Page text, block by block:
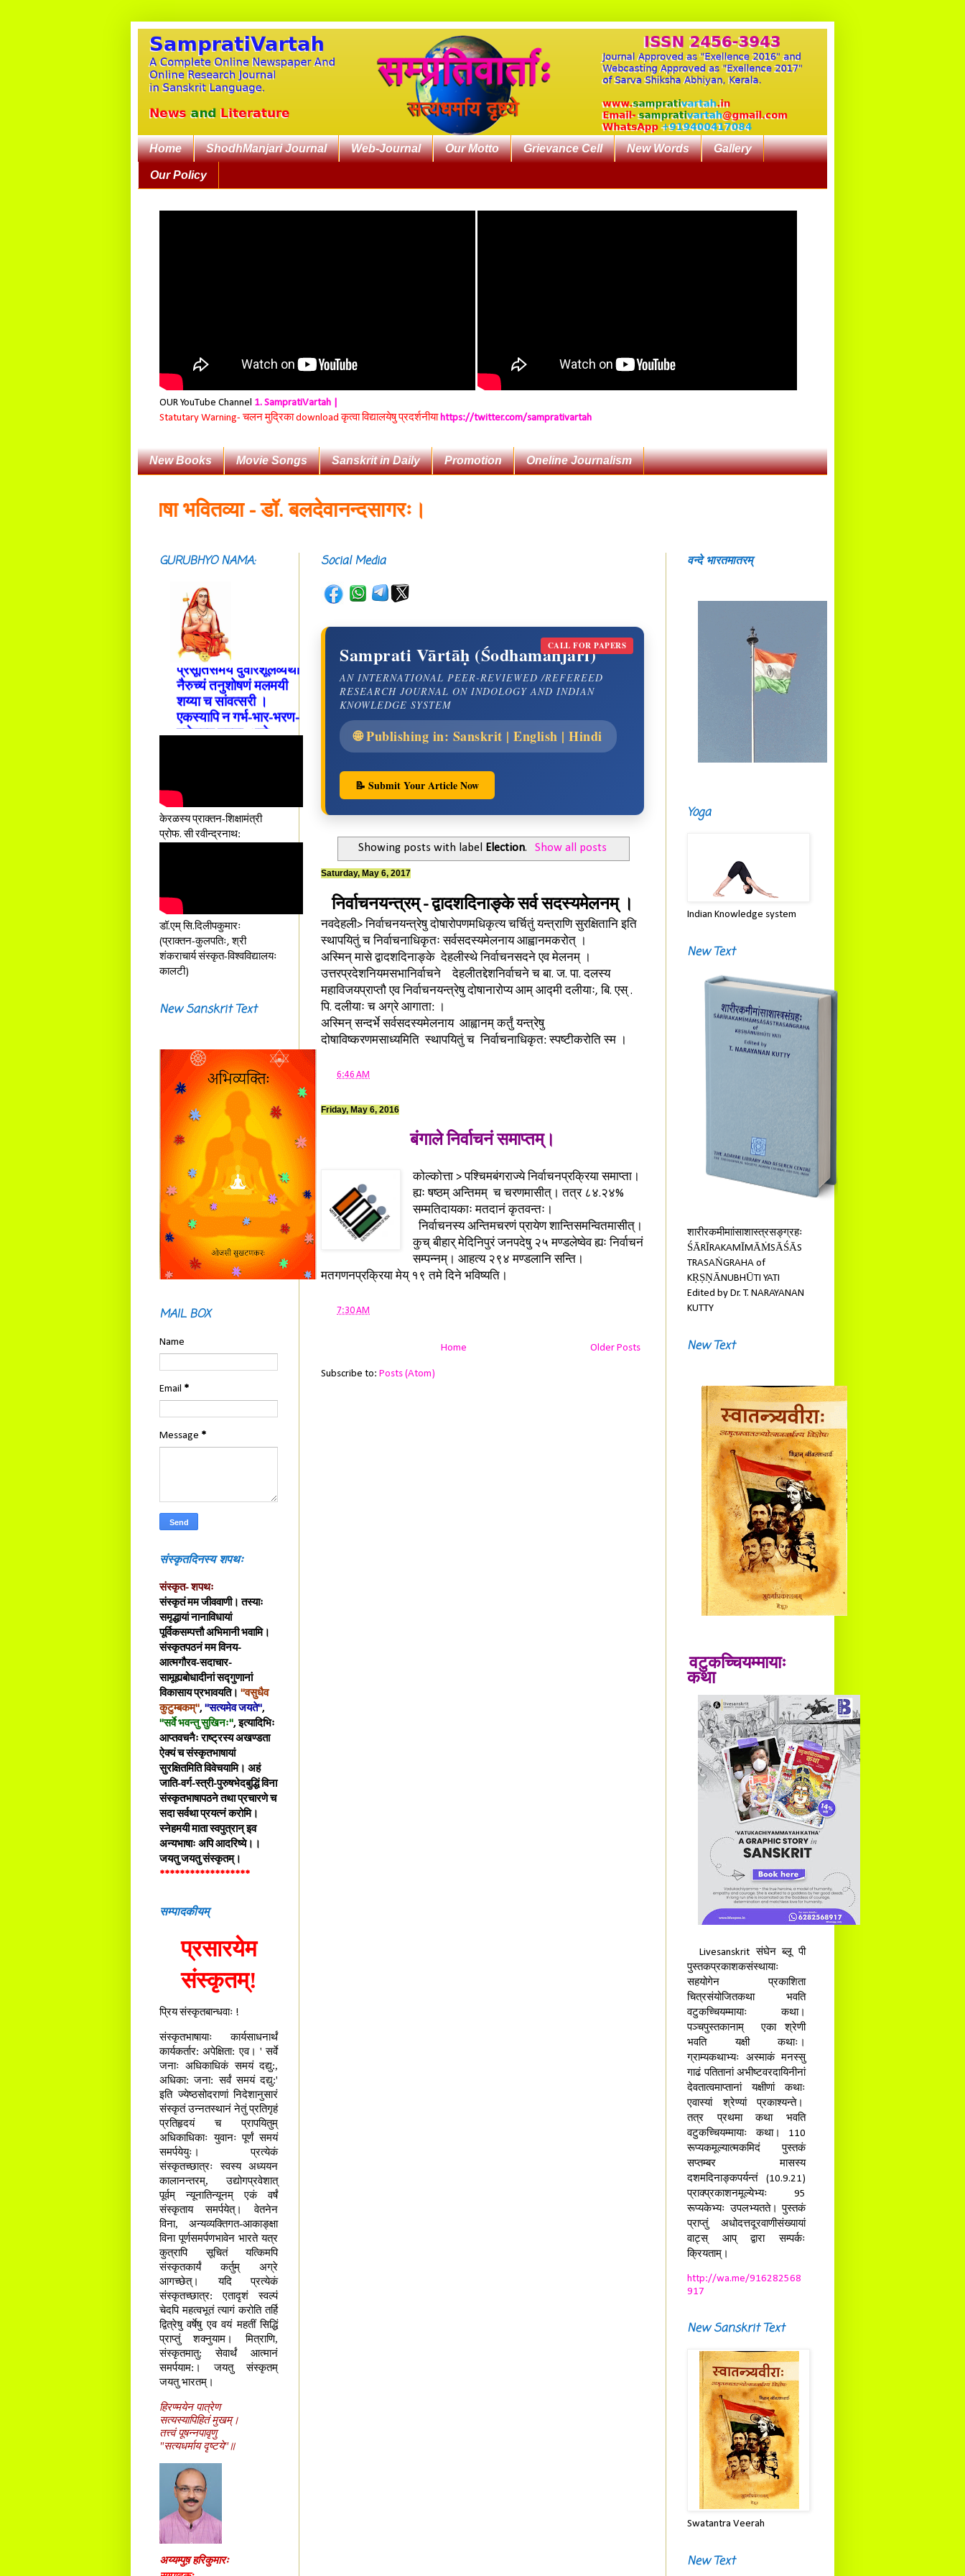
Home ShodhManjari Journal Web-Journal Our Motto Grievance Cell New Words Gallery
Our Policy
OUR YouTube Channel 1. SampratiVartah |
Statutary Warning- चलन मुद्रिका download कृत्वा विद्यालयेषु प्रदर्शनीयाhttps://twitter.com/samprativartah
New Books Movie Songs Sanskrit in Daily Promotion Oneline Journalism
राष्ट्रियभाषा भवितव्या - डॉ. बलदेवानन्दसागरः।
Social Media
CALL FOR PAPERS
Samprati Vārtāḥ (Śodhamañjarī)
AN INTERNATIONAL PEER-REVIEWED /REFEREED
RESEARCH JOURNAL ON INDOLOGY AND INDIAN
KNOWLEDGE SYSTEM
🌐 Publishing in: Sanskrit | English | Hindi
📝 Submit Your Article Now
Showing posts with label Election. Show all posts
Saturday, May 6, 2017
निर्वाचनयन्त्रम् - द्वादशदिनाङ्के सर्व सदस्यमेलनम् ।
नवदेहली> निर्वाचनयन्त्रेषु दोषारोपणमधिकृत्य चर्चितुं यन्त्राणि सुरक्षितानि इति
स्थापयितुं च निर्वाचनाधिकृतः सर्वसदस्यमेलनाय आह्वानमकरोत् ।
अस्मिन् मासे द्वादशदिनाङ्के देहलीस्थे निर्वाचनसदने एव मेलनम् ।
उत्तरप्रदेशनियमसभानिर्वाचने देहलीतद्देशनिर्वाचने च बा. ज. पा. दलस्य
महाविजयप्राप्तौ एव निर्वाचनयन्त्रेषु दोषानारोप्य आम् आद्मी दलीयाः, बि. एस् .
पि. दलीयाः च अग्रे आगाता: ।
अस्मिन् सन्दर्भे सर्वसदस्यमेलनाय आह्वानम् कर्तुं यन्त्रेषु
दोषाविष्करणमसाध्यमिति स्थापयितुं च निर्वाचनाधिकृत: स्पष्टीकरोति स्म ।
6:46 AM
Friday, May 6, 2016
बंगाले निर्वाचनं समाप्तम्।
कोल्कोत्ता > पश्चिमबंगराज्ये निर्वाचनप्रक्रिया समाप्ता।
ह्यः षष्ठम् अन्तिमम् च चरणमासीत्। तत्र ८४.२४%
सम्मतिदायकाः मतदानं कृतवन्तः।
निर्वाचनस्य अन्तिमचरणं प्रायेण शान्तिसमन्वितमासीत्।
कुच् बीहार् मेदिनिपुरं जनपदेषु २५ मण्डलेष्वेव ह्यः निर्वाचनं
सम्पन्नम्। आहत्य २९४ मण्डलानि सन्ति।
मतगणनप्रक्रिया मेय् १९ तमे दिने भविष्यति।
7:30 AM
Older Posts
Home
Subscribe to: Posts (Atom)
GURUBHYO NAMA:
शङ्कराचार्य मध्यमाम्।
अस्मदाचार्यपर्यन्तां
वन्दे गुरु परम्पराम् ॥
आस्तां तावदियं
प्रसूतिसमये दुर्वारशूलव्यथा
नैरुच्यं तनुशोषणं मलमयी
शय्या च सांवत्सरी ।
एकस्यापि न गर्भ-भार-भरण-
क्लेशस्य यस्याः क्षमो
दातुं निष्कृतिमुन्नतोऽपि
केरळस्य प्राक्तन-शिक्षामंत्री
प्रोफ. सी रवीन्द्रनाथ:
डॉ.एम् सि.दिलीपकुमारः
(प्राक्तन-कुलपतिः, श्री
शंकराचार्य संस्कृत-विश्वविद्यालयः
कालटी)
New Sanskrit Text
MAIL BOX
Name
Email *
Message *
संस्कृतदिनस्य शपथः
संस्कृत- शपथः
संस्कृतं मम जीववाणी। तस्याः
समृद्धायां नानाविधायां
पूर्विकसम्पत्तौ अभिमानी भवामि।
संस्कृतपठनं मम विनय-
आत्मगौरव-सदाचार-
सामूह्यबोधादीनां सद्गुणानां
विकासाय प्रभावयति। "वसुधैव
कुटुम्बकम्", "सत्यमेव जयते",
"सर्वे भवन्तु सुखिनः", इत्यादिभिः
आप्तवचनैः राष्ट्रस्य अखण्डता
ऐक्यं च संस्कृतभाषायां
सुरक्षितमिति विवेचयामि। अहं
जाति-वर्ग-स्त्री-पुरुषभेदबुद्धिं विना
संस्कृतभाषापठने तथा प्रचारणे च
सदा सर्वथा प्रयत्नं करोमि।
स्नेहमयी माता स्वपुत्रान् इव
अन्यभाषाः अपि आदरिष्ये।।
जयतु जयतु संस्कृतम्।
******************
सम्पादकीयम्
प्रसारयेम
संस्कृतम्!
प्रिय संस्कृतबान्धवाः !
संस्कृतभाषायाः कार्यसाधनार्थं
कार्यकर्तार: अपेक्षिता: एव। ' सर्वे
जनाः अधिकाधिकं समयं दद्यु:,
अधिका: जना: सर्वं समयं दद्यु:'
इति ज्येष्ठसोदराणां निदेशानुसारं
संस्कृतं उन्नतस्थानं नेतुं प्रतिगृहं
प्रतिहृदयं च प्रापयितुम्
अधिकाधिकाः युवानः पूर्णं समयं
समर्पयेयुः। प्रत्येकं
संस्कृतच्छात्रः स्वस्य अध्ययन
कालानन्तरम्, उद्योगप्रवेशात्
पूर्वम् न्यूनातिन्यूनम् एकं वर्षं
संस्कृताय समर्पयेत्। वेतनेन
विना, अन्यव्यक्तिगत-आकाङ्क्षा
विना पूर्णसमर्पणभावेन भारते यत्र
कुत्रापि सूचितं यत्किमपि
संस्कृतकार्यं कर्तुम् अग्रे
आगच्छेत्। यदि प्रत्येकं
संस्कृतच्छात्र: एतादृशं स्वल्पं
चेदपि महत्वभूतं त्यागं करोति तर्हि
द्वित्रेषु वर्षेषु एव वयं महतीं सिद्धिं
प्राप्तुं शक्नुयाम। मित्राणि,
संस्कृतमातु: सेवार्थं आत्मानं
समर्पयाम:। जयतु संस्कृतम्
जयतु भारतम्।
हिरण्मयेन पात्रेण
सत्यस्यापिहितं मुखम्।
तत्त्वं पूषन्नपावृणु
"सत्यधर्माय दृष्टये"॥
अय्यम्पुष़ हरिकुमारः
वन्दे भारतमातरम्
Yoga
Indian Knowledge system
New Text
शारीरकमीमाांसाशास्त्रसङ्ग्रहः
ŚĀRĪRAKAMĪMĀṀSĀŚĀS
TRASAṄGRAHA of
KṚṢṆĀNUBHŪTI YATI
Edited by Dr. T. NARAYANAN
KUTTY
New Text
वटुकच्चियम्मायाः
कथा
Livesanskrit संघेन ब्लू पी
पुस्तकप्रकाशकसंस्थायाः
सहयोगेन प्रकाशिता
चित्रसंयोजितकथा भवति
वटुकच्चियम्मायाः कथा।
पञ्चपुस्तकानाम् एका श्रेणी
भवति यक्षी कथाः।
ग्राम्यकथाभ्यः अस्माकं मनस्सु
गाढं पतितानां अभीष्टवरदायिनीनां
देवतात्वमाप्तानां यक्षीणां कथाः
एवास्यां श्रेण्यां प्रकाश्यन्ते।
तत्र प्रथमा कथा भवति
वटुकच्चियम्मायाः कथा। 110
रूप्यकमूल्यात्मकमिदं पुस्तकं
सप्तम्बर मासस्य
दशमदिनाङ्कपर्यन्तं (10.9.21)
प्राक्प्रकाशनमूल्येभ्यः 95
रूप्यकेभ्यः उपलभ्यतते। पुस्तकं
प्राप्तुं अधोदत्तदूरवाणीसंख्यायां
वाट्स् आप् द्वारा सम्पर्कः
क्रियताम्।
http://wa.me/916282568
917
New Sanskrit Text
Swatantra Veerah
New Text